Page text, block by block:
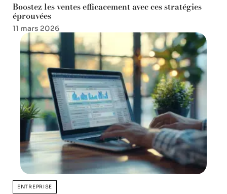
Boostez les ventes efficacement avec ces stratégies
éprouvées
11 mars 2026
ENTREPRISE